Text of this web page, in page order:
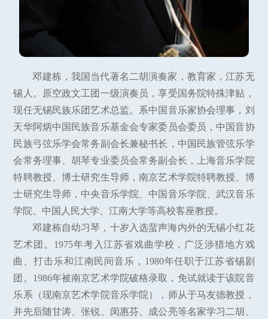
邓建栋，我国当代著名二胡演奏家，教育家，江苏无
锡人。原空政文工团一级演奏员，享受国务院特殊津贴，
现任无锡民族乐团艺术总监。系中国音乐家协会理事，刘
天华阿炳中国民族音乐基金会专家委员会委员，中国音协
民族弓弦乐学会常务副会长兼秘书长，中国民族管弦乐学
会常务理事、胡琴专业委员会常务副会长，上海音乐学院
特聘教授、博士研究生导师，南京艺术学院特聘教授、博
士研究生导师，中央音乐学院、中国音乐学院、武汉音乐
学院、中国人民大学、江南大学等高校客座教授。
邓建栋自幼习琴，十岁入选蜚声海内外的无锡小红花
艺术团。1975年考入江苏省戏曲学校，广泛涉猎地方戏
曲、打击乐和江南民间音乐，1980年任职于江苏省锡剧
团。1986年被南京艺术学院破格录取，免试就读于该院音
乐系（现南京艺术学院音乐学院），师从于马友德教授，
并先后随甘涛、张锐、闵惠芬、成公亮等名家学习二胡、